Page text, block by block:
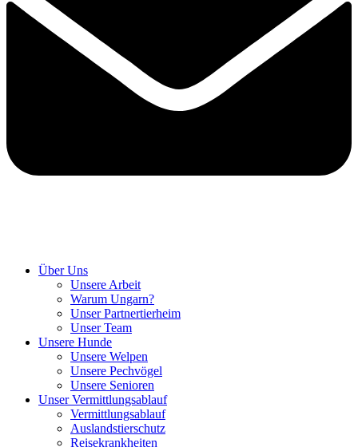
Über Uns
Unsere Arbeit
Warum Ungarn?
Unser Partnertierheim
Unser Team
Unsere Hunde
Unsere Welpen
Unsere Pechvögel
Unsere Senioren
Unser Vermittlungsablauf
Vermittlungsablauf
Auslandstierschutz
Reisekrankheiten